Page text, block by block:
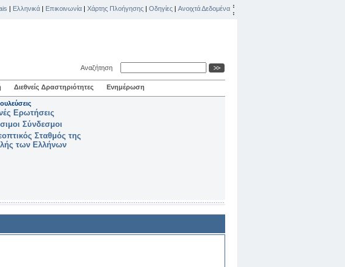
| Ελληνικά | Επικοινωνία | Χάρτης Πλοήγησης | Οδηγίες | Ανοιχτά Δεδομένα
Αναζήτηση
Διεθνείς Δραστηριότητες Ενημέρωση
Ερωτήσεις
Σύνδεσμοι
Σταθμός της
των Ελλήνων